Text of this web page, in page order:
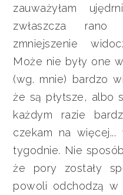
zauważyłam
zwłaszcza
zmniejszenie
Może nie były one
(wg. mnie) bardzo
że są płytsze, albo
każdym razie
czekam na
tygodnie. Nie
że pory zostały
powoli odchodzą w